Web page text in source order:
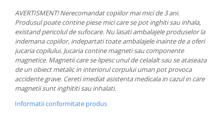
AVERTISMENT! Nerecomandat copiilor mai mici de 3 ani.
Produsul poate contine piese mici care se pot inghiti sau inhala,
existand pericolul de sufocare. Nu lasati ambalajele produselor la
indemana copiilor, indepartati toate ambalajele inainte de a oferi
jucaria copilului. Jucaria contine magneti sau componente
magnetice. Magnetii care se lipesc unul de celalalt sau se ataseaza
de un obiect metalic in interiorul corpului uman pot provoca
accidente grave. Cereti imediat asistenta medicala in cazul in care
magnetii sunt inghititi sau inhalati.
Informatii conformitate produs